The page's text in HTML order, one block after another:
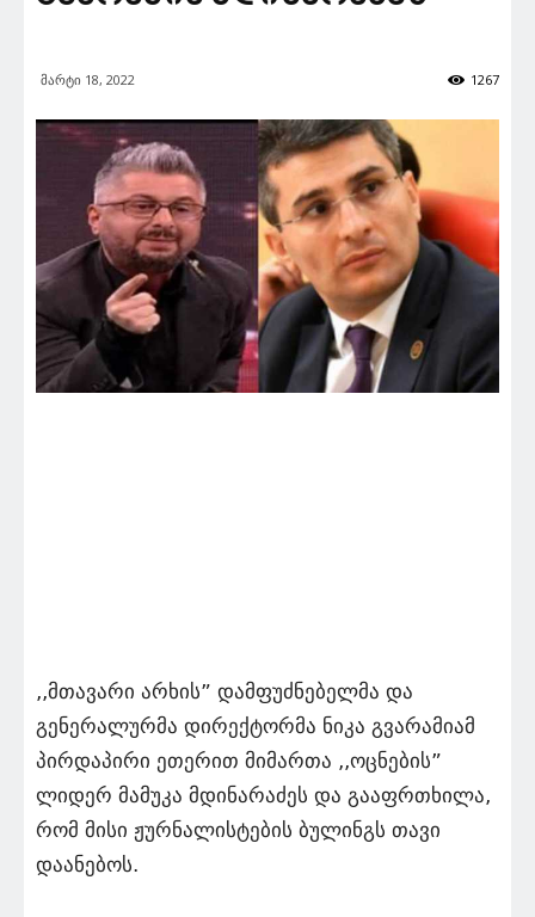
მარტი 18, 2022 1267
,,მთავარი არხის” დამფუძნებელმა და
გენერალურმა დირექტორმა ნიკა გვარამიამ
პირდაპირი ეთერით მიმართა ,,ოცნების”
ლიდერ მამუკა მდინარაძეს და გააფრთხილა,
რომ მისი ჟურნალისტების ბულინგს თავი
დაანებოს.